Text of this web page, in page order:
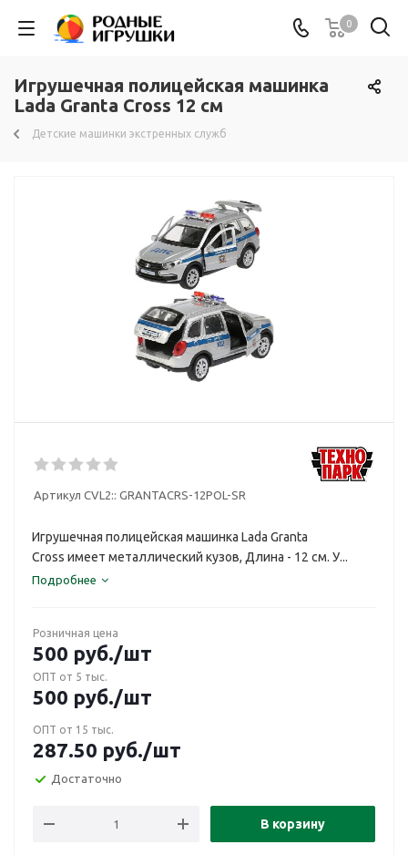
0
Игрушечная полицейская машинка
Lada Granta Cross 12 см
Детские машинки экстренных служб
Артикул CVL2:: GRANTACRS-12POL-SR
Игрушечная полицейская машинка Lada Granta
Cross имеет металлический кузов, Длина - 12 см. У...
Подробнее
Розничная цена
500 руб./шт
ОПТ от 5 тыс.
500 руб./шт
ОПТ от 15 тыс.
287.50 руб./шт
Достаточно
В корзину